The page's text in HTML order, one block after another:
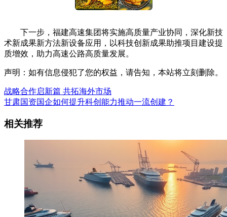
下一步，福建高速集团将实施高质量产业协同，深化新技
术新成果新方法新设备应用，以科技创新成果助推项目建设提
质增效，助力高速公路高质量发展。
声明：如有信息侵犯了您的权益，请告知，本站将立刻删除。
战略合作启新篇 共拓海外市场
甘肃国资国企如何提升科创能力推动一流创建？
相关推荐